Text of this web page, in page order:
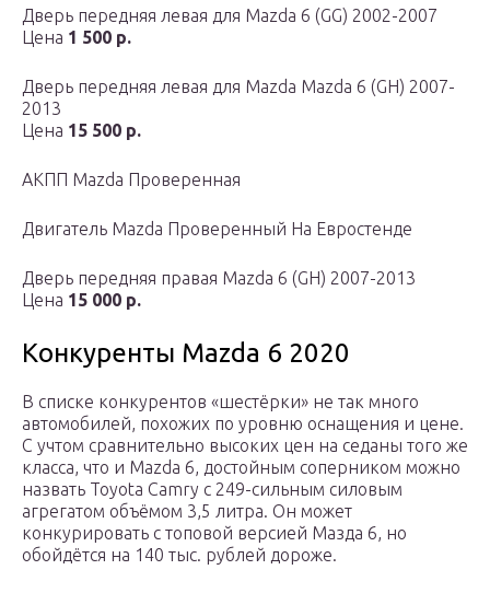
Дверь передняя левая для Mazda 6 (GG) 2002-2007
Цена 1 500 р.
Дверь передняя левая для Mazda Mazda 6 (GH) 2007-
2013
Цена 15 500 р.
АКПП Mazda Проверенная
Двигатель Mazda Проверенный На Евростенде
Дверь передняя правая Mazda 6 (GH) 2007-2013
Цена 15 000 р.
Конкуренты Mazda 6 2020
В списке конкурентов «шестёрки» не так много
автомобилей, похожих по уровню оснащения и цене.
С учтом сравнительно высоких цен на седаны того же
класса, что и Mazda 6, достойным соперником можно
назвать Toyota Camry с 249-сильным силовым
агрегатом объёмом 3,5 литра. Он может
конкурировать с топовой версией Мазда 6, но
обойдётся на 140 тыс. рублей дороже.